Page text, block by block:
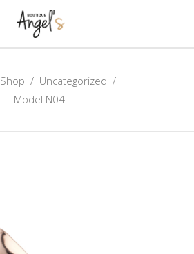
Shop / Uncategorized /
Model N04